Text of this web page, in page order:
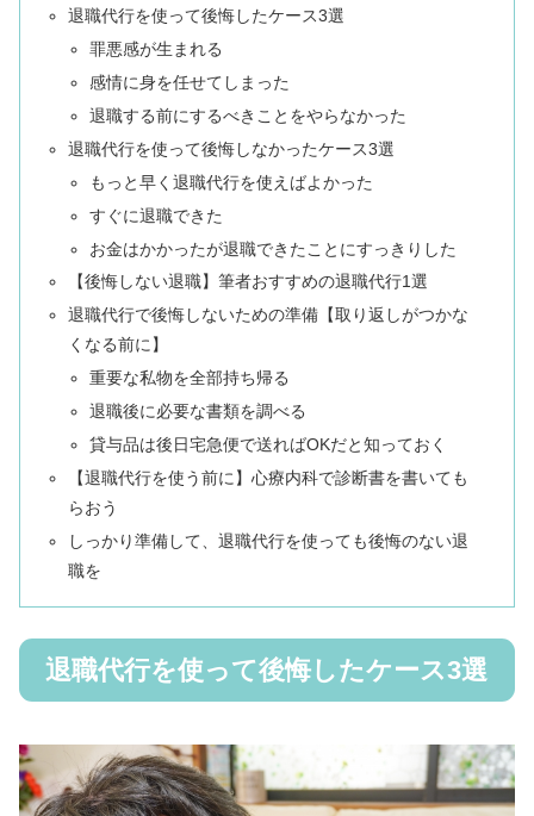
退職代行を使って後悔したケース3選
罪悪感が生まれる
感情に身を任せてしまった
退職する前にするべきことをやらなかった
退職代行を使って後悔しなかったケース3選
もっと早く退職代行を使えばよかった
すぐに退職できた
お金はかかったが退職できたことにすっきりした
【後悔しない退職】筆者おすすめの退職代行1選
退職代行で後悔しないための準備【取り返しがつかな
くなる前に】
重要な私物を全部持ち帰る
退職後に必要な書類を調べる
貸与品は後日宅急便で送ればOKだと知っておく
【退職代行を使う前に】心療内科で診断書を書いても
らおう
しっかり準備して、退職代行を使っても後悔のない退
職を
退職代行を使って後悔したケース3選